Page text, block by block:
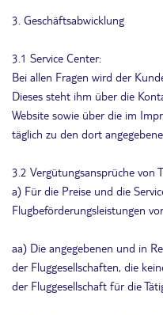
3. Geschäftsabwicklung
3.1 Service Center:
Bei allen Fragen wird der
Dieses steht ihm über die
Website sowie über die im
täglich zu den dort
3.2 Vergütungsansprüche von
a) Für die Preise und die
Flugbeförderungsleistungen
aa) Die angegebenen und in
der Fluggesellschaften, die
der Fluggesellschaft für die